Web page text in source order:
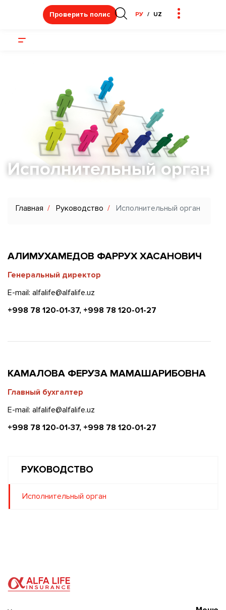
Проверить полис РУ UZ
Исполнительный орган
Главная Руководство Исполнительный орган
АЛИМУХАМЕДОВ ФАРРУХ ХАСАНОВИЧ
Генеральный директор
E-mail: alfalife@alfalife.uz
+998 78 120-01-37, +998 78 120-01-27
КАМАЛОВА ФЕРУЗА МАМАШАРИБОВНА
Главный бухгалтер
E-mail: alfalife@alfalife.uz
+998 78 120-01-37, +998 78 120-01-27
РУКОВОДСТВО
Исполнительный орган